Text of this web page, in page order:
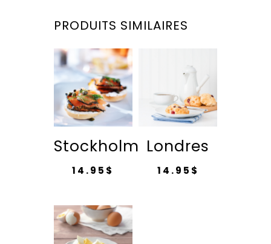
PRODUITS SIMILAIRES
Stockholm
14.95 $
Londres
14.95 $